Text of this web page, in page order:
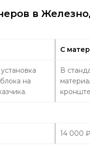
в
С
на
В
14 000 ₽